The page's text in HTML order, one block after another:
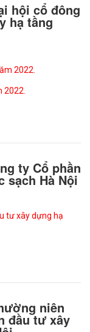
hội cổ đông
hạ tầng
2022.
2022.
ty Cổ phần
sạch Hà Nội
tư xây dựng hạ
niên
đầu tư xây